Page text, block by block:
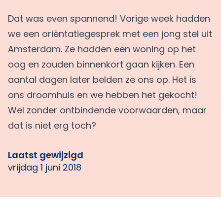
Dat was even spannend! Vorige week hadden
we een oriëntatiegesprek met een jong stel uit
Amsterdam. Ze hadden een woning op het
oog en zouden binnenkort gaan kijken. Een
aantal dagen later belden ze ons op. Het is
ons droomhuis en we hebben het gekocht!
Wel zonder ontbindende voorwaarden, maar
dat is niet erg toch?
Laatst gewijzigd
vrijdag 1 juni 2018